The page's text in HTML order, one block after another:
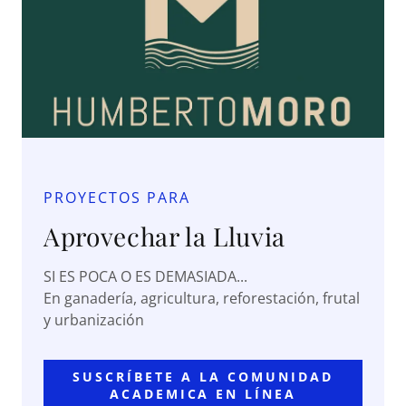
PROYECTOS PARA
Aprovechar la Lluvia
SI ES POCA O ES DEMASIADA...
En ganadería, agricultura, reforestación, frutal
y urbanización
SUSCRÍBETE A LA COMUNIDAD
ACADEMICA EN LÍNEA